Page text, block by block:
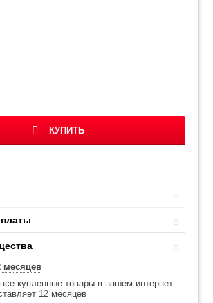
КУПИТЬ
месяцев
все купленные товары в нашем интернет
12 месяцев